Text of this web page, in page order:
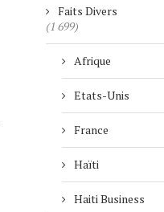
Faits Divers
(1 699)
Afrique
Etats-Unis
France
Haïti
Haiti Business